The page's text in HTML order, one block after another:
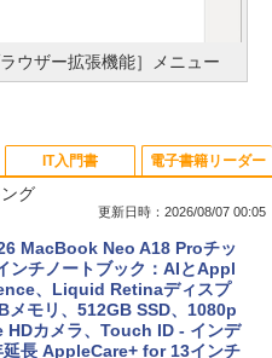
ウザー拡張機能］メニュー
グ
更新日時：2026/08/07 00:05
MacBook Neo A18 Proチッ
ンチノートブック：AIとAppl
、Liquid Retinaディスプ
メモリ、512GB SSD、1080p
HDカメラ、Touch ID - インデ
延長 AppleCare+ for 13インチ
IT入門書 電子書籍リーダー